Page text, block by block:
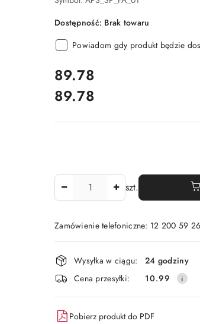
Dostępność: Brak towaru
Powiadom gdy produkt będzie
cena:
89.78
Cena:
89.78
szt.
Zamówienie telefoniczne: 12 200 59 26
Dostępność
i
dostawa
Wysyłka w ciągu:
24 godziny
Cena przesyłki:
10.99
Pobierz produkt do PDF